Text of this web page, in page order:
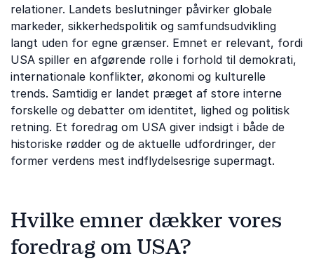
relationer. Landets beslutninger påvirker globale
markeder, sikkerhedspolitik og samfundsudvikling
langt uden for egne grænser. Emnet er relevant, fordi
USA spiller en afgørende rolle i forhold til demokrati,
internationale konflikter, økonomi og kulturelle
trends. Samtidig er landet præget af store interne
forskelle og debatter om identitet, lighed og politisk
retning. Et foredrag om USA giver indsigt i både de
historiske rødder og de aktuelle udfordringer, der
former verdens mest indflydelsesrige supermagt.
Hvilke emner dækker vores
foredrag om USA?